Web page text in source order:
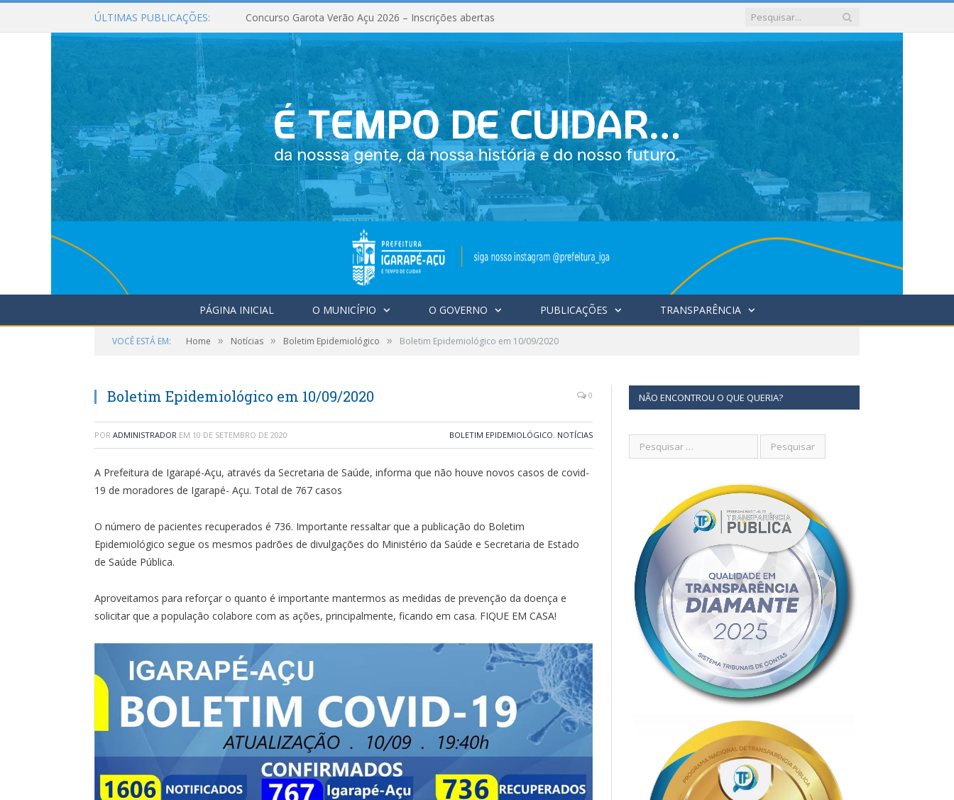
ÚLTIMAS PUBLICAÇÕES: Concurso Garota Verão Açu 2026 – Inscrições abertas
PÁGINA INICIAL O MUNICÍPIO O GOVERNO PUBLICAÇÕES TRANSPARÊNCIA
VOCÊ ESTÁ EM: Home » Notícias » Boletim Epidemiológico » Boletim Epidemiológico em 10/09/2020
Boletim Epidemiológico em 10/09/2020 0
POR ADMINISTRADOR EM 10 DE SETEMBRO DE 2020 BOLETIM EPIDEMIOLÓGICO, NOTÍCIAS
A Prefeitura de Igarapé-Açu, através da Secretaria de Saúde, informa que não houve novos casos de covid-
19 de moradores de Igarapé- Açu. Total de 767 casos
O número de pacientes recuperados é 736. Importante ressaltar que a publicação do Boletim
Epidemiológico segue os mesmos padrões de divulgações do Ministério da Saúde e Secretaria de Estado
de Saúde Pública.
Aproveitamos para reforçar o quanto é importante mantermos as medidas de prevenção da doença e
solicitar que a população colabore com as ações, principalmente, ficando em casa. FIQUE EM CASA!
NÃO ENCONTROU O QUE QUERIA?